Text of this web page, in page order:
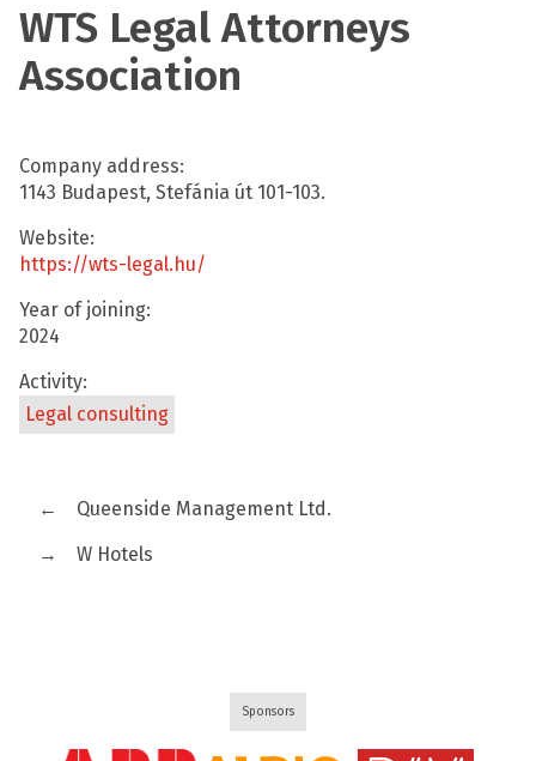
WTS Legal Attorneys
Association
Company address:
1143 Budapest, Stefánia út 101-103.
Website:
https://wts-legal.hu/
Year of joining:
2024
Activity:
Legal consulting
←
Queenside Management Ltd.
→
W Hotels
Sponsors